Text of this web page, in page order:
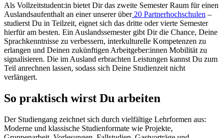
Als Vollzeitstudent:in bietet Dir das zweite Semester Raum für einen
Auslandsaufenthalt an einer unserer über20 Partnerhochschulen –
studierst Du in Teilzeit, eignet sich das dritte oder vierte Semester
hierfür am besten. Ein Auslandssemester gibt Dir die Chance, Deine
Sprachkenntnisse zu verbessern, interkulturelle Kompetenzen zu
erlangen und Deinen zukünftigen Arbeitgeber:innen Mobilität zu
signalisieren. Die im Ausland erbrachten Leistungen kannst Du zum
Teil anrechnen lassen, sodass sich Deine Studienzeit nicht
verlängert.
So praktisch wirst Du arbeiten
Der Studiengang zeichnet sich durch vielfältige Lehrformen aus:
Moderne und klassische Studienformate wie Projekte,